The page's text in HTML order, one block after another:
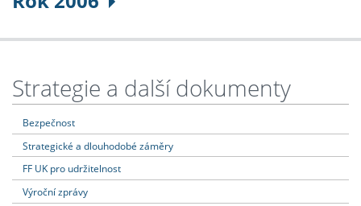
Strategie a další dokumenty
Bezpečnost
Strategické a dlouhodobé záměry
FF UK pro udržitelnost
Výroční zprávy